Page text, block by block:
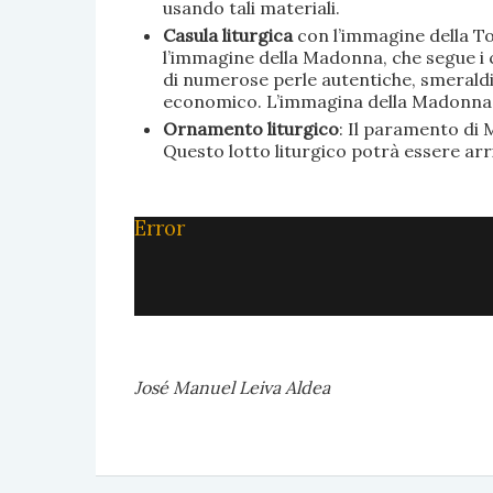
usando tali materiali.
Casula liturgica con l’immagine della
l’immagine della Madonna, che
di numerose perle autentiche,
economico. L’immagina della
Ornamento liturgico: Il paramento di
Questo lotto liturgico potrà essere
Error
José Manuel Leiva Aldea